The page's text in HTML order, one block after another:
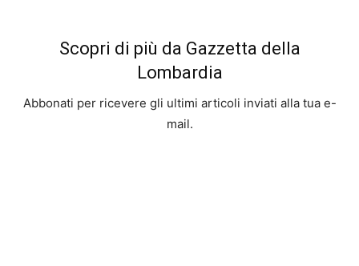
Scopri di più da Gazzetta della
Lombardia
Abbonati per ricevere gli ultimi articoli inviati alla tua e-
mail.